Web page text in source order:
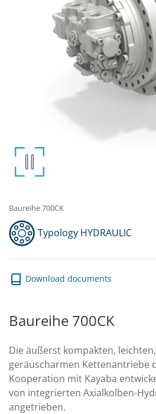
Baureihe 700CK
Typology HYDRAULIC
Download documents
Baureihe 700CK
Die äußerst kompakten,
geräuscharmen Kettenantriebe
Kooperation mit Kayaba
von integrierten Axialkolben-
angetrieben.